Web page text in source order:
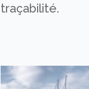
traçabilité.